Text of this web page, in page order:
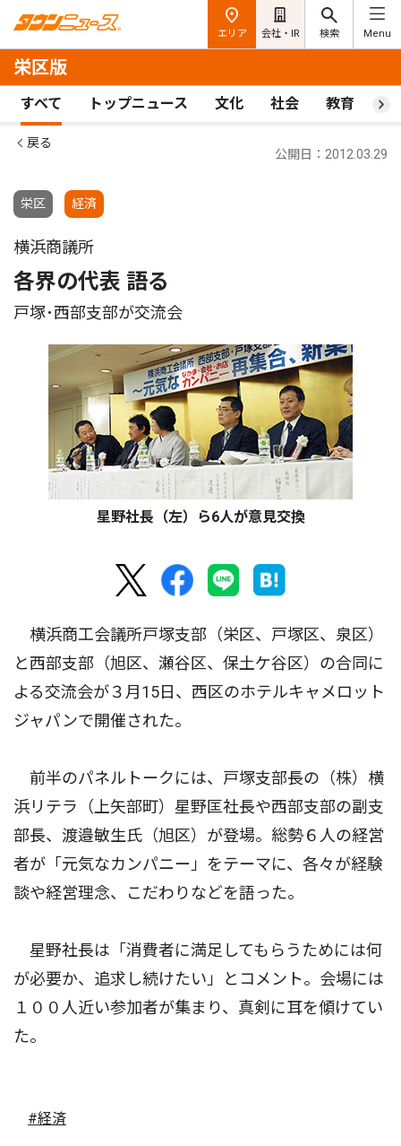
エリア 会社・IR 検索 Menu
栄区版
すべて トップニュース 文化 社会 教育 ス
戻る
栄区 経済
公開日：2012.03.29
横浜商議所
各界の代表 語る
戸塚･西部支部が交流会
星野社長（左）ら6人が意見交換
横浜商工会議所戸塚支部（栄区、戸塚区、泉区）
と西部支部（旭区、瀬谷区、保土ケ谷区）の合同に
よる交流会が３月15日、西区のホテルキャメロット
ジャパンで開催された。
前半のパネルトークには、戸塚支部長の（株）横
浜リテラ（上矢部町）星野匡社長や西部支部の副支
部長、渡邉敏生氏（旭区）が登場。総勢６人の経営
者が「元気なカンパニー」をテーマに、各々が経験
談や経営理念、こだわりなどを語った。
星野社長は「消費者に満足してもらうためには何
が必要か、追求し続けたい」とコメント。会場には
１００人近い参加者が集まり、真剣に耳を傾けてい
た。
#経済